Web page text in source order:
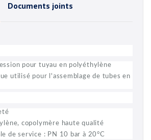
Documents joints
pour tuyau en polyéthylène
utilisé pour l'assemblage de tubes en
copolymère haute qualité
de service : PN 10 bar à 20°C